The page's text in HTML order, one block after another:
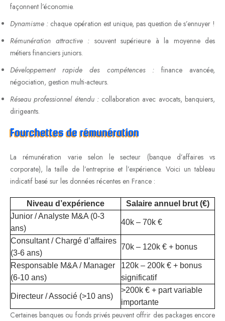
façonnent l’économie.
Dynamisme : chaque opération est unique, pas question de s’ennuyer !
Rémunération attractive : souvent supérieure à la moyenne des
métiers financiers juniors.
Développement rapide des compétences :finance avancée,
négociation, gestion multi-acteurs.
Réseau professionnel étendu :collaboration avec avocats, banquiers,
dirigeants.
Fourchettes de rémunération
La rémunération varie selon le secteur (banque d’affaires vs
corporate), la taille de l’entreprise et l’expérience. Voici un tableau
indicatif basé sur les données récentes en France :
Niveau d’expérience
Salaire annuel brut (€)
Junior / Analyste M&A (0-3
ans)
40k – 70k €
Consultant / Chargé d’affaires
(3-6 ans)
70k – 120k € + bonus
Responsable M&A / Manager
(6-10 ans)
120k – 200k € + bonus
significatif
Directeur / Associé (>10 ans)
>200k € + part variable
importante
Certaines banques ou fonds privés peuvent offrir des packages encore